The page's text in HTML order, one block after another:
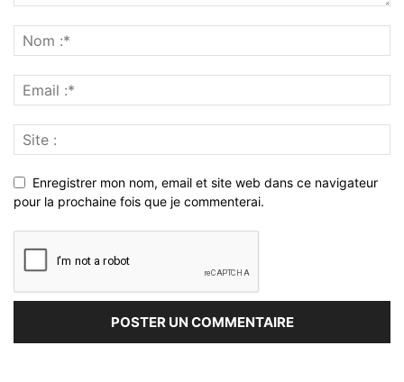
Enregistrer mon nom, email et site web dans ce navigateur
pour la prochaine fois que je commenterai.